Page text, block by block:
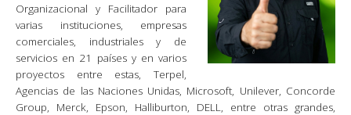
Organizacional y Facilitador para
varias instituciones, empresas
comerciales, industriales y de
servicios en 21 países y en varios
proyectos entre estas, Terpel,
Agencias de las Naciones Unidas, Microsoft, Unilever, Concorde
Group, Merck, Epson, Halliburton, DELL, entre otras grandes,